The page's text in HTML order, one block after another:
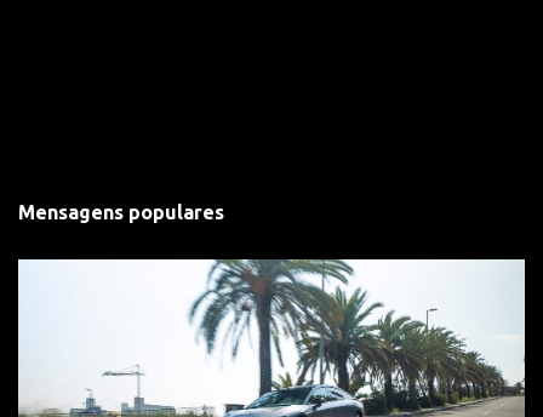
Mensagens populares